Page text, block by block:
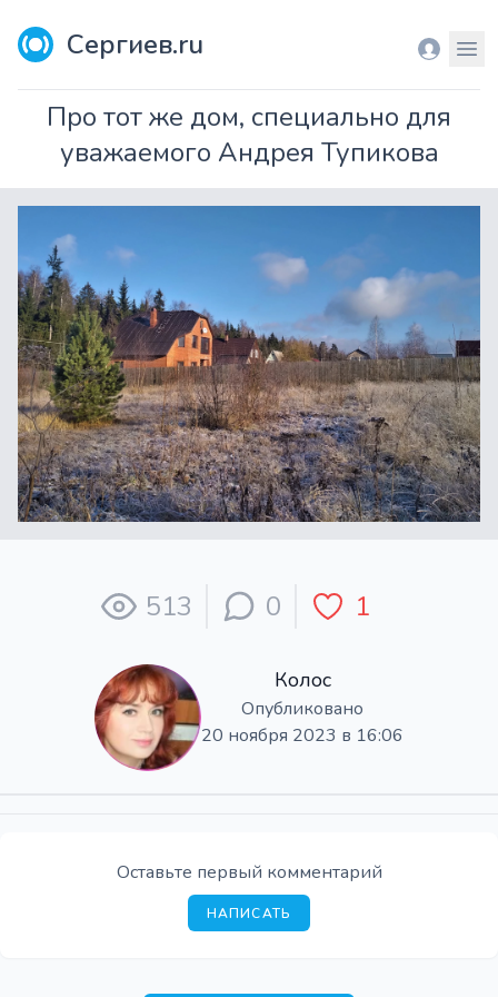
Сергиев.ru Вход
Про тот же дом, специально для
уважаемого Андрея Тупикова
513 0 1
Колос
Опубликовано
20 ноября 2023 в 16:06
Оставьте первый комментарий
НАПИСАТЬ